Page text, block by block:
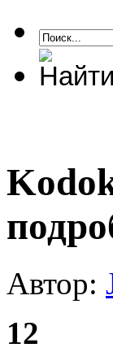
Автор:
12